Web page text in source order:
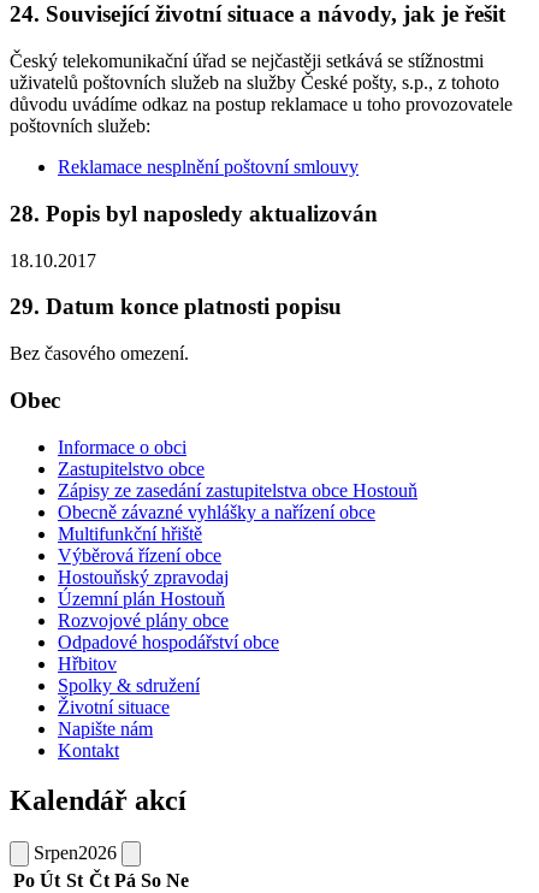
24. Související životní situace a návody, jak je řešit
Český telekomunikační úřad se nejčastěji setkává se stížnostmi
uživatelů poštovních služeb na služby České pošty, s.p., z tohoto
důvodu uvádíme odkaz na postup reklamace u toho provozovatele
poštovních služeb:
Reklamace nesplnění poštovní smlouvy
28. Popis byl naposledy aktualizován
18.10.2017
29. Datum konce platnosti popisu
Bez časového omezení.
Obec
Informace o obci
Zastupitelstvo obce
Zápisy ze zasedání zastupitelstva obce Hostouň
Obecně závazné vyhlášky a nařízení obce
Multifunkční hřiště
Výběrová řízení obce
Hostouňský zpravodaj
Územní plán Hostouň
Rozvojové plány obce
Odpadové hospodářství obce
Hřbitov
Spolky & sdružení
Životní situace
Napište nám
Kontakt
Kalendář akcí
Srpen2026
Po Út St Čt Pá So Ne